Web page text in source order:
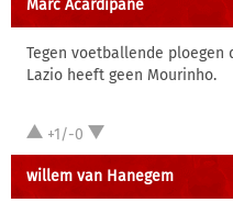
Marc Acardipane
Tegen voetballende ploegen
Lazio heeft geen Mourinho.
+1/-0
willem van Hanegem